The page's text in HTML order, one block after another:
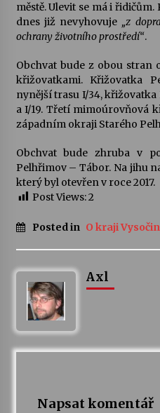
Varhanní
Želiv
3. 7. 2026
Petr Adamec –
30. 6. 2026
městě. Ulevit se má i
dnes již nevyhovuje „z
ochrany životního prostředí“.
Obchvat bude z obou
křižovatkami. Křižovatka
nynější trasu I/34,
a I/19. Třetí mimoúrovňová
západním okraji Starého
Obchvat bude zhruba v
Pelhřimov – Tábor. Na jihu
který byl otevřen v roce 2017.
Post Views:2
Posted in O kraji
Axl
Napsat komentář